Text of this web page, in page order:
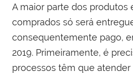
A maior parte dos produtos
comprados só será
consequentemente pago,
2019. Primeiramente, é
processos têm que atender